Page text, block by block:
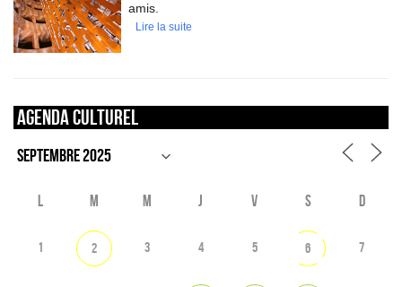
amis.
Lire la suite
Agenda culturel
L M M J V S D
1 2 3 4 5 6 7